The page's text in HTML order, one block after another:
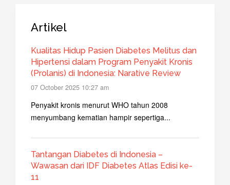
Artikel
Kualitas Hidup Pasien Diabetes Melitus dan
Hipertensi dalam Program Penyakit Kronis
(Prolanis) di Indonesia: Narative Review
07 October 2025 10:27 am
Penyakit kronis menurut WHO tahun 2008
menyumbang kematian hampir sepertiga...
Tantangan Diabetes di Indonesia –
Wawasan dari IDF Diabetes Atlas Edisi ke-
11